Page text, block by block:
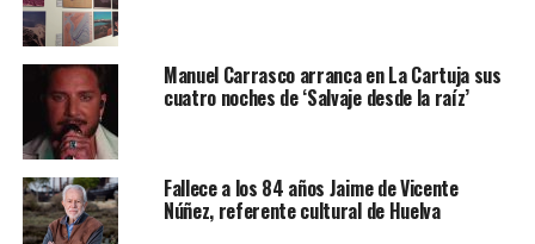
Manuel Carrasco arranca en La Cartuja sus
cuatro noches de ‘Salvaje desde la raíz’
Fallece a los 84 años Jaime de Vicente
Núñez, referente cultural de Huelva